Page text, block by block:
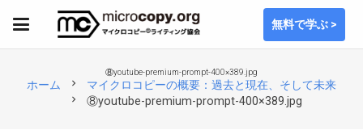
無料で学ぶ >
⑧youtube-premium-prompt-400×389.jpg
ホーム chevron_right マイクロコピーの概要：過去と現在、そして未来
chevron_right ⑧youtube-premium-prompt-400×389.jpg